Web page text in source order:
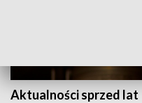
Aktualności sprzed lat